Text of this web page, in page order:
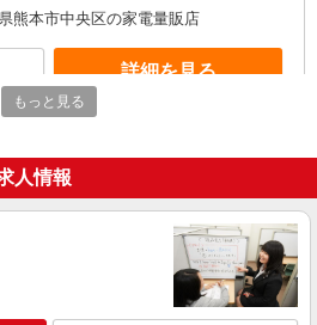
★交通費別途支給（規定あり） ゜
。・゜+゜・。○。・゜+゜ 入社祝い金10
紹介頂くと, インセンテ
規定有) ゜・。○。・゜+゜・。○。・゜
熊本市中央区の家電量販店
詳細を見る
スタッフ【Y!mobile】
円〜1450円（経験・能力による） ※
給 ★交通費別途支給（規定あり） ゜
○。・゜+゜・。○。・゜+゜ 入社祝い金10
介頂くと, インセンテ
。○。・゜+゜・。○。・゜+゜
熊本市中央区の家電量販店
詳細を見る
もっと見る
人情報